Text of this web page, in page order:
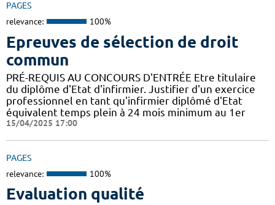
PAGES
relevance: 100%
Epreuves de sélection de droit
commun
PRÉ-REQUIS AU CONCOURS D'ENTRÉE Etre titulaire
du diplôme d'Etat d'infirmier. Justifier d'un exercice
professionnel en tant qu'infirmier diplômé d'Etat
équivalent temps plein à 24 mois minimum au 1er
15/04/2025 17:00
PAGES
relevance: 100%
Evaluation qualité